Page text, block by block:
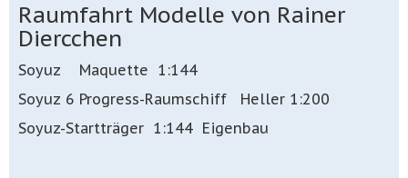
Raumfahrt Modelle von Rainer
Diercchen
Soyuz Maquette 1:144
Soyuz 6 Progress-Raumschiff Heller 1:200
Soyuz-Startträger 1:144 Eigenbau